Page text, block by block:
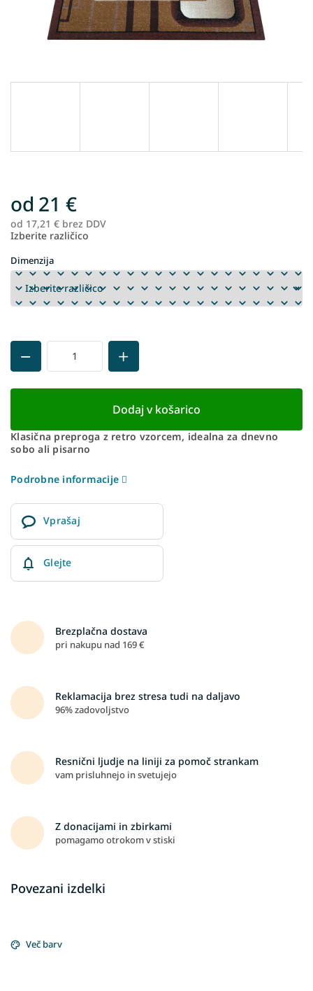
od 21 €
od 17,21 € brez DDV
Izberite različico
Dimenzija
Dodaj v košarico
Klasična preproga z retro vzorcem, idealna za dnevno
sobo ali pisarno
Podrobne informacije
Vprašaj
Glejte
Brezplačna dostava
pri nakupu nad 169 €
Reklamacija brez stresa tudi na daljavo
96% zadovoljstvo
Resnični ljudje na liniji za pomoč strankam
vam prisluhnejo in svetujejo
Z donacijami in zbirkami
pomagamo otrokom v stiski
Povezani izdelki
Več barv